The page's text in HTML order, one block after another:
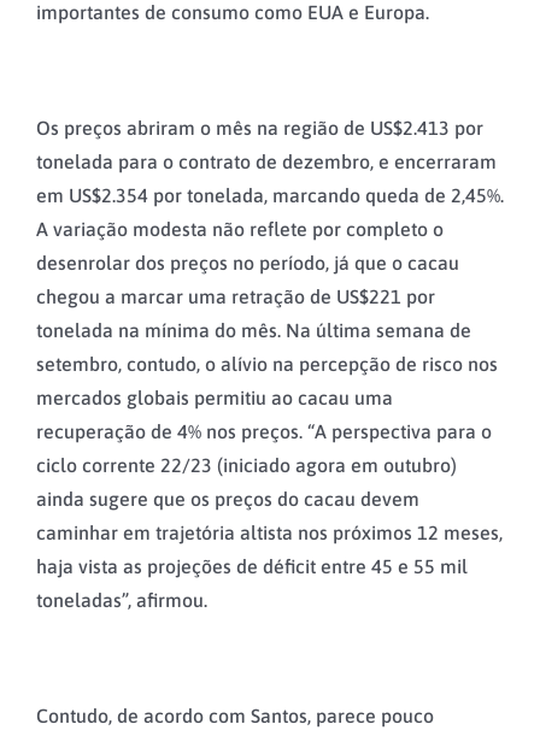
importantes de consumo como EUA e Europa.
Os preços abriram o mês na região de US$2.413 por
tonelada para o contrato de dezembro, e encerraram
em US$2.354 por tonelada, marcando queda de 2,45%.
A variação modesta não reflete por completo o
desenrolar dos preços no período, já que o cacau
chegou a marcar uma retração de US$221 por
tonelada na mínima do mês. Na última semana de
setembro, contudo, o alívio na percepção de risco nos
mercados globais permitiu ao cacau uma
recuperação de 4% nos preços. “A perspectiva para o
ciclo corrente 22/23 (iniciado agora em outubro)
ainda sugere que os preços do cacau devem
caminhar em trajetória altista nos próximos 12 meses,
haja vista as projeções de déficit entre 45 e 55 mil
toneladas”, afirmou.
Contudo, de acordo com Santos, parece pouco